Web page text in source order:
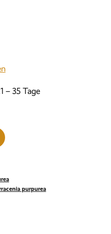
– 35 Tage
purpurea